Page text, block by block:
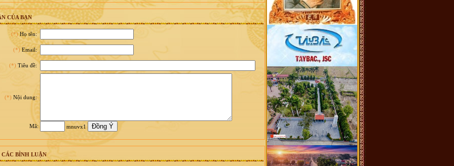
CỦA BẠN
(*)Họ tên:
(*)Email:
(*) Tiêu đề:
(*) Nội dung:
Mã: mnuvx1
CÁC BÌNH LUẬN